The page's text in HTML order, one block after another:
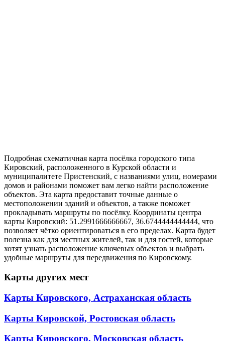
Подробная схематичная карта посёлка городского типа
Кировский, расположенного в Курской области и
муниципалитете Пристенский, с названиями улиц, номерами
домов и районами поможет вам легко найти расположение
объектов. Эта карта предоставит точные данные о
местоположении зданий и объектов, а также поможет
прокладывать маршруты по посёлку. Координаты центра
карты Кировский: 51.2991666666667, 36.6744444444444, что
позволяет чётко ориентироваться в его пределах. Карта будет
полезна как для местных жителей, так и для гостей, которые
хотят узнать расположение ключевых объектов и выбрать
удобные маршруты для передвижения по Кировскому.
Карты других мест
Карты Кировского, Астраханская область
Карты Кировской, Ростовская область
Карты Кировского, Московская область